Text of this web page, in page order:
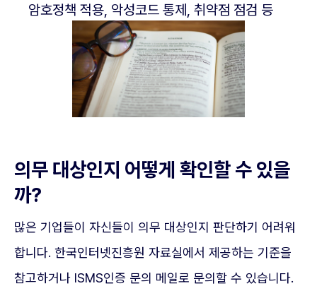
암호정책 적용, 악성코드 통제, 취약점 점검 등
의무 대상인지 어떻게 확인할 수 있을
까?
많은 기업들이 자신들이 의무 대상인지 판단하기 어려워
합니다. 한국인터넷진흥원 자료실에서 제공하는 기준을
참고하거나 ISMS인증 문의 메일로 문의할 수 있습니다.